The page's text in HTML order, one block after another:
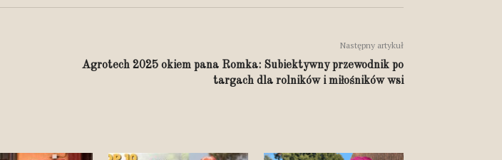
Następny artykuł
Agrotech 2025 okiem pana Romka: Subiektywny przewodnik po
targach dla rolników i miłośników wsi